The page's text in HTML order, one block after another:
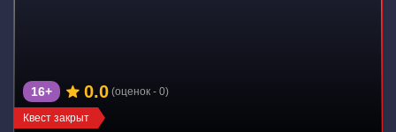
Квест закрыт
16+ 0.0 (оценок - 0)